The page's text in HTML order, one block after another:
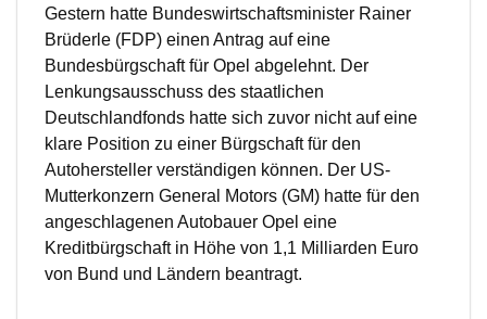
Gestern hatte Bundeswirtschaftsminister Rainer
Brüderle (FDP) einen Antrag auf eine
Bundesbürgschaft für Opel abgelehnt. Der
Lenkungsausschuss des staatlichen
Deutschlandfonds hatte sich zuvor nicht auf eine
klare Position zu einer Bürgschaft für den
Autohersteller verständigen können. Der US-
Mutterkonzern General Motors (GM) hatte für den
angeschlagenen Autobauer Opel eine
Kreditbürgschaft in Höhe von 1,1 Milliarden Euro
von Bund und Ländern beantragt.